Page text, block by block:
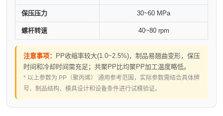
保压压力 30~60 MPa
螺杆转速 40~80 rpm
注意事项： PP收缩率较大(1.0~2.5%)，制品易翘曲变形，保压
时间和冷却时间需充足；共聚PP比均聚PP加工温度略低。
* 以上参数为 PP（聚丙烯） 通用参考范围，实际参数需结合具体牌
号、制品结构、模具设计和设备条件进行试模验证。